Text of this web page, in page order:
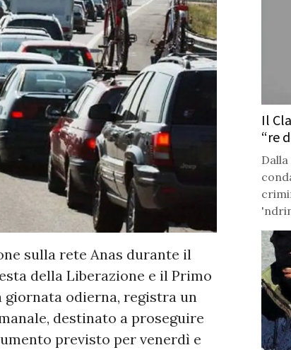
sulla rete Anas durante il
della Liberazione e il Primo
odierna, registra un
destinato a proseguire
previsto per venerdì e
Il
“re